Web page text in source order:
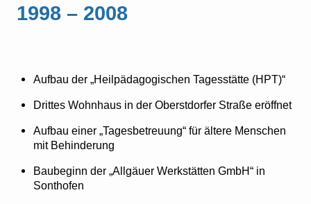
1998 – 2008
Aufbau der „Heilpädagogischen Tagesstätte (HPT)“
Drittes Wohnhaus in der Oberstdorfer Straße eröffnet
Aufbau einer „Tagesbetreuung“ für ältere Menschen
mit Behinderung
Baubeginn der „Allgäuer Werkstätten GmbH“ in
Sonthofen